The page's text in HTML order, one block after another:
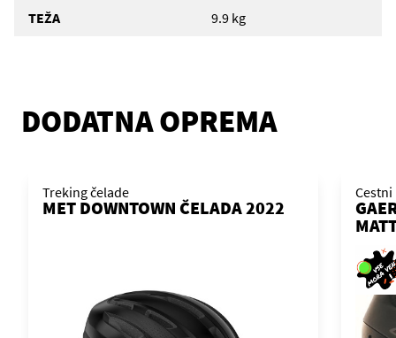
TEŽA 9.9 kg
DODATNA OPREMA
Treking čelade
MET DOWNTOWN ČELADA 2022